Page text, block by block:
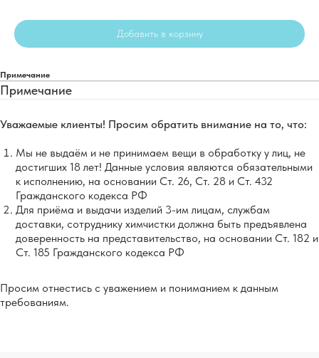
Добавить в корзину
Примечание
Примечание
Уважаемые клиенты! Просим обратить внимание на то, что:
Мы не выдаём и не принимаем вещи в обработку у лиц, не
достигших 18 лет! Данные условия являются обязательными
к исполнению, на основании Ст. 26, Ст. 28 и Ст. 432
Гражданского кодекса РФ
Для приёма и выдачи изделий 3-им лицам, службам
доставки, сотруднику химчистки должна быть предъявлена
доверенность на представительство, на основании Ст. 182 и
Ст. 185 Гражданского кодекса РФ
Просим отнестись с уважением и пониманием к данным
требованиям.